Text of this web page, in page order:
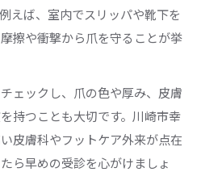
えば、室内でスリッパや靴下を
擦や衝撃から爪を守ることが挙
ェックし、爪の色や厚み、皮膚
持つことも大切です。川崎市幸
皮膚科やフットケア外来が点在
ら早めの受診を心がけましょ